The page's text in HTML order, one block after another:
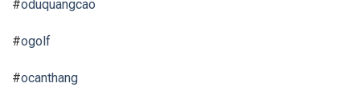
#oduquangcao
#ogolf
#ocanthang